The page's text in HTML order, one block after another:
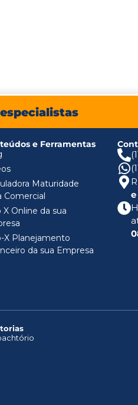
especialistas
e Ferramentas
Maturidade
Comercial
X Online da sua
X Planejamento
da sua Empresa
e